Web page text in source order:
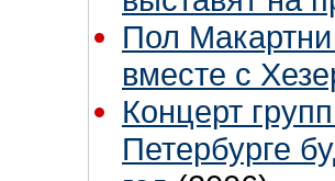
Пол
вместе с
Концерт
Петербурге